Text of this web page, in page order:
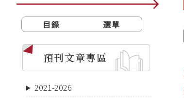
目錄 選單
預刊文章專區
2021-2026